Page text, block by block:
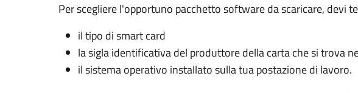
Per scegliere l'opportuno pacchetto software da scaricare, devi
il tipo di smart card
la sigla identificativa del produttore della carta che si trova
il sistema operativo installato sulla tua postazione di lavoro.